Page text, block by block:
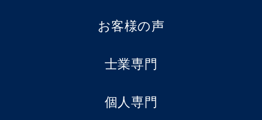
お客様の声
士業専門
個人専門